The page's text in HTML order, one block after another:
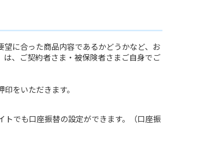
に合った商品内容であるかどうかなど、お
、ご契約者さま・被保険者さまご自身でご
をいただきます。
でも口座振替の設定ができます。（口座振